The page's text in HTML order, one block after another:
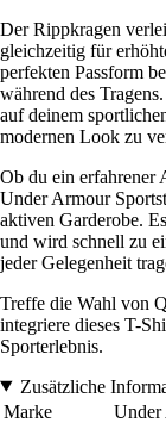
Der Rippkragen
gleichzeitig für
perfekten Passform
während des
auf deinem
modernen Look zu
Ob du ein erfahrener
Under Armour
aktiven Garderobe.
und wird schnell zu
jeder Gelegenheit
Treffe die Wahl von
integriere dieses T-
Sporterlebnis.
Zusätzliche
Marke
Under